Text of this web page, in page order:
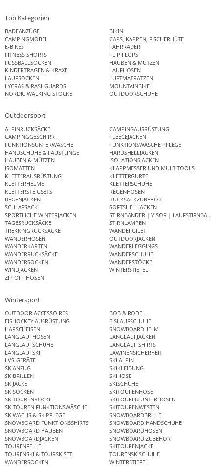
Top Kategorien
BADEANZÜGE
BIKINI
CAMPINGMÖBEL
CAPS, KAPPEN, FISCHERHÜTE
E-BIKES
FAHRRÄDER
FITNESS SHORTS
FLIP FLOPS
FUSSBALLSOCKEN
HAUBEN & MÜTZEN
KINDERTRAGEN & KRAXE
LAUFHOSEN
LAUFSOCKEN
LUFTMATRATZEN
LYCRAS & RASHGUARDS
MOUNTAINBIKE
NORDIC WALKING STÖCKE
OUTDOORSCHUHE
Outdoorsport
ALPINRUCKSÄCKE
CAMPINGAUSRÜSTUNG
CAMPINGGESCHIRR
FLEECEJACKEN
FUNKTIONSUNTERWÄSCHE
FUNKTIONSWÄSCHE PFLEGE
HANDSCHUHE & FÄUSTLINGE
HARDSHELLJACKEN
HAUBEN & MÜTZEN
ISOLATIONSJACKEN
ISOMATTEN
KLAPPMESSER UND MULTITOOLS
KLETTERAUSRÜSTUNG
KLETTERGURTE
KLETTERHELME
KLETTERSCHUHE
KLETTERSTEIGSETS
REGENHOSEN
REGENJACKEN
RUCKSACKZUBEHÖR
SCHLAFSACK
SOFTSHELLJACKEN
SPORTLICHE WINTERJACKEN
STIRNBÄNDER | VISOR | LAUFSTIRNBAND
TAGESRUCKSÄCKE
STIRNLAMPEN
TREKKINGRUCKSÄCKE
WANDERGILET
WANDERHOSEN
OUTDOORJACKEN
WANDERKARTEN
WANDERLEGGINGS
WANDERRUCKSÄCKE
WANDERSCHUHE
WANDERSOCKEN
WANDERSTÖCKE
WINDJACKEN
WINTERSTIEFEL
ZIP OFF HOSEN
Wintersport
OUTDOOR ACCESSOIRES
BOB & RODEL
EISHOCKEY AUSRÜSTUNG
EISLAUFSCHUHE
HARSCHEISEN
SNOWBOARDHELM
LANGLAUFHOSEN
LANGLAUFJACKEN
LANGLAUFSCHUHE
LANGLAUF SHIRTS
LANGLAUFSKI
LAWINENSICHERHEIT
LVS-GERÄTE
SKI ALPIN
SKIANZUG
SKIKLEIDUNG
SKIBRILLEN
SKIHOSE
SKIJACKE
SKISCHUHE
SKISOCKEN
SKITOURENHOSE
SKITOURENRÖCKE
SKITOUREN UNTERHOSEN
SKITOUREN FUNKTIONSWÄSCHE
SKITOURENWESTEN
SKIWACHS & SKIPFLEGE
SNOWBOARDBRILLE
SNOWBOARD FUNKTIONSSHIRTS
SNOWBOARD HANDSCHUHE
SNOWBOARD HAUBEN
SNOWBOARDHOSEN
SNOWBOARDJACKEN
SNOWBOARD ZUBEHÖR
TOURENFELLE
SKITOURENJACKE
TOURENSKI & TOURSKISET
TOURENSKISCHUHE
WANDERSOCKEN
WINTERSTIEFEL